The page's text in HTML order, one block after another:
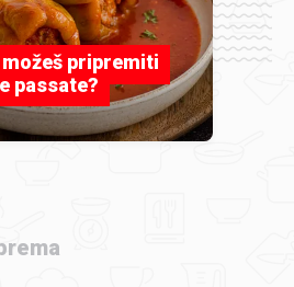
pripremiti
passate?